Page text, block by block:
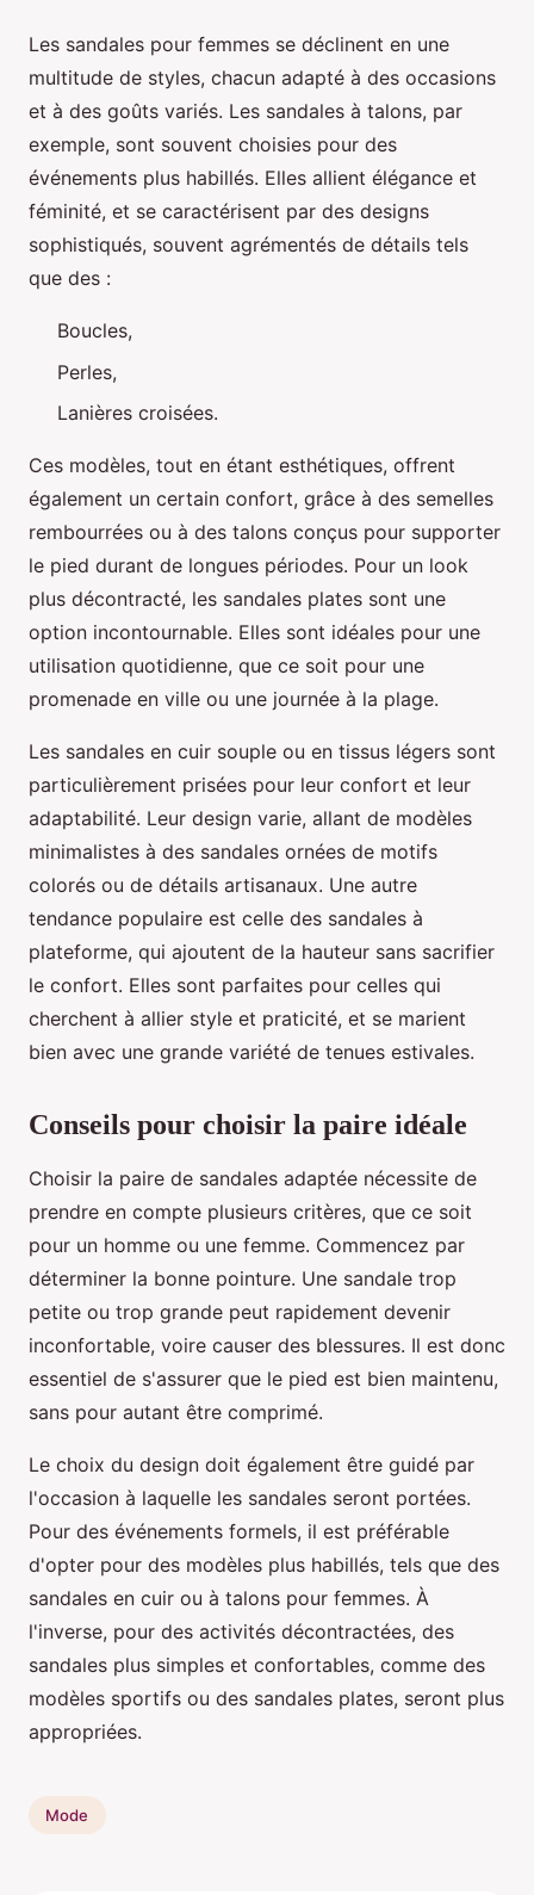
Les sandales pour femmes se déclinent en une
multitude de styles, chacun adapté à des occasions
et à des goûts variés. Les sandales à talons, par
exemple, sont souvent choisies pour des
événements plus habillés. Elles allient élégance et
féminité, et se caractérisent par des designs
sophistiqués, souvent agrémentés de détails tels
que des :
Boucles,
Perles,
Lanières croisées.
Ces modèles, tout en étant esthétiques, offrent
également un certain confort, grâce à des semelles
rembourrées ou à des talons conçus pour supporter
le pied durant de longues périodes. Pour un look
plus décontracté, les sandales plates sont une
option incontournable. Elles sont idéales pour une
utilisation quotidienne, que ce soit pour une
promenade en ville ou une journée à la plage.
Les sandales en cuir souple ou en tissus légers sont
particulièrement prisées pour leur confort et leur
adaptabilité. Leur design varie, allant de modèles
minimalistes à des sandales ornées de motifs
colorés ou de détails artisanaux. Une autre
tendance populaire est celle des sandales à
plateforme, qui ajoutent de la hauteur sans sacrifier
le confort. Elles sont parfaites pour celles qui
cherchent à allier style et praticité, et se marient
bien avec une grande variété de tenues estivales.
Conseils pour choisir la paire idéale
Choisir la paire de sandales adaptée nécessite de
prendre en compte plusieurs critères, que ce soit
pour un homme ou une femme. Commencez par
déterminer la bonne pointure. Une sandale trop
petite ou trop grande peut rapidement devenir
inconfortable, voire causer des blessures. Il est donc
essentiel de s'assurer que le pied est bien maintenu,
sans pour autant être comprimé.
Le choix du design doit également être guidé par
l'occasion à laquelle les sandales seront portées.
Pour des événements formels, il est préférable
d'opter pour des modèles plus habillés, tels que des
sandales en cuir ou à talons pour femmes. À
l'inverse, pour des activités décontractées, des
sandales plus simples et confortables, comme des
modèles sportifs ou des sandales plates, seront plus
appropriées.
Mode